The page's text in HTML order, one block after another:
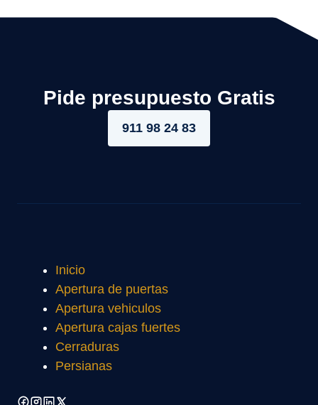
Pide presupuesto Gratis
911 98 24 83
Inicio
Apertura de puertas
Apertura vehiculos
Apertura cajas fuertes
Cerraduras
Persianas